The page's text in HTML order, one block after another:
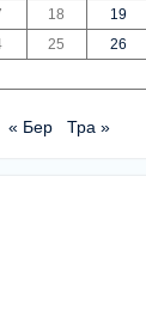
18 19
25 26
« Бер Тра »